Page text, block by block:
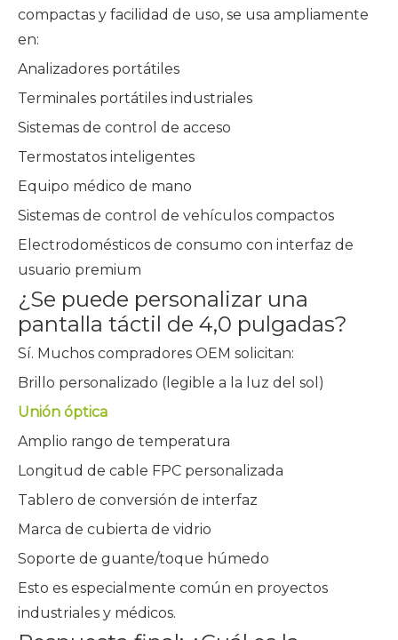
compactas y facilidad de uso, se usa ampliamente
en:
Analizadores portátiles
Terminales portátiles industriales
Sistemas de control de acceso
Termostatos inteligentes
Equipo médico de mano
Sistemas de control de vehículos compactos
Electrodomésticos de consumo con interfaz de
usuario premium
¿Se puede personalizar una
pantalla táctil de 4,0 pulgadas?
Sí. Muchos compradores OEM solicitan:
Brillo personalizado (legible a la luz del sol)
Unión óptica
Amplio rango de temperatura
Longitud de cable FPC personalizada
Tablero de conversión de interfaz
Marca de cubierta de vidrio
Soporte de guante/toque húmedo
Esto es especialmente común en proyectos
industriales y médicos.